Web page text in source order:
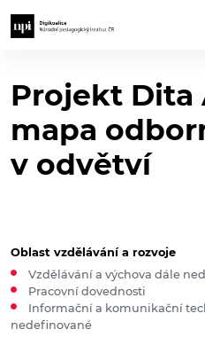
Projekt Dita
mapa
v odvětví
Oblast vzdělávání a rozvoje
Vzdělávání a výchova dále
Pracovní dovednosti
Informační a komunikační
nedefinované